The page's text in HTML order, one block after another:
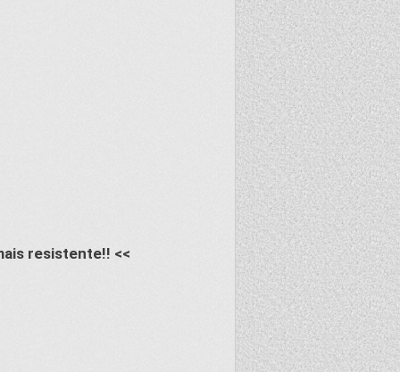
resistente!! <<